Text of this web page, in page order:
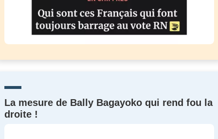
La mesure de Bally Bagayoko qui rend fou la
droite !